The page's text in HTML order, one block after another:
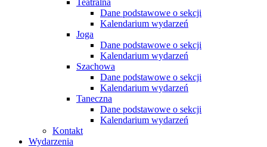
Teatralna
Dane podstawowe o sekcji
Kalendarium wydarzeń
Joga
Dane podstawowe o sekcji
Kalendarium wydarzeń
Szachowa
Dane podstawowe o sekcji
Kalendarium wydarzeń
Taneczna
Dane podstawowe o sekcji
Kalendarium wydarzeń
Kontakt
Wydarzenia